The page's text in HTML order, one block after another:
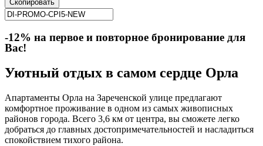
Скопировать
-12% на первое и повторное бронирование для
Вас!
Уютный отдых в самом сердце Орла
Апартаменты Орла на Зареченской улице предлагают
комфортное проживание в одном из самых живописных
районов города. Всего 3,6 км от центра, вы сможете легко
добраться до главных достопримечательностей и насладиться
спокойствием тихого района.